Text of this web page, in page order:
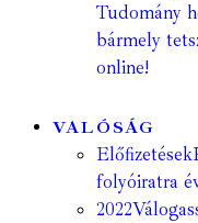
Tudomány
bármely
online!
VALÓSÁG
Előfizetések
folyóiratra
2022